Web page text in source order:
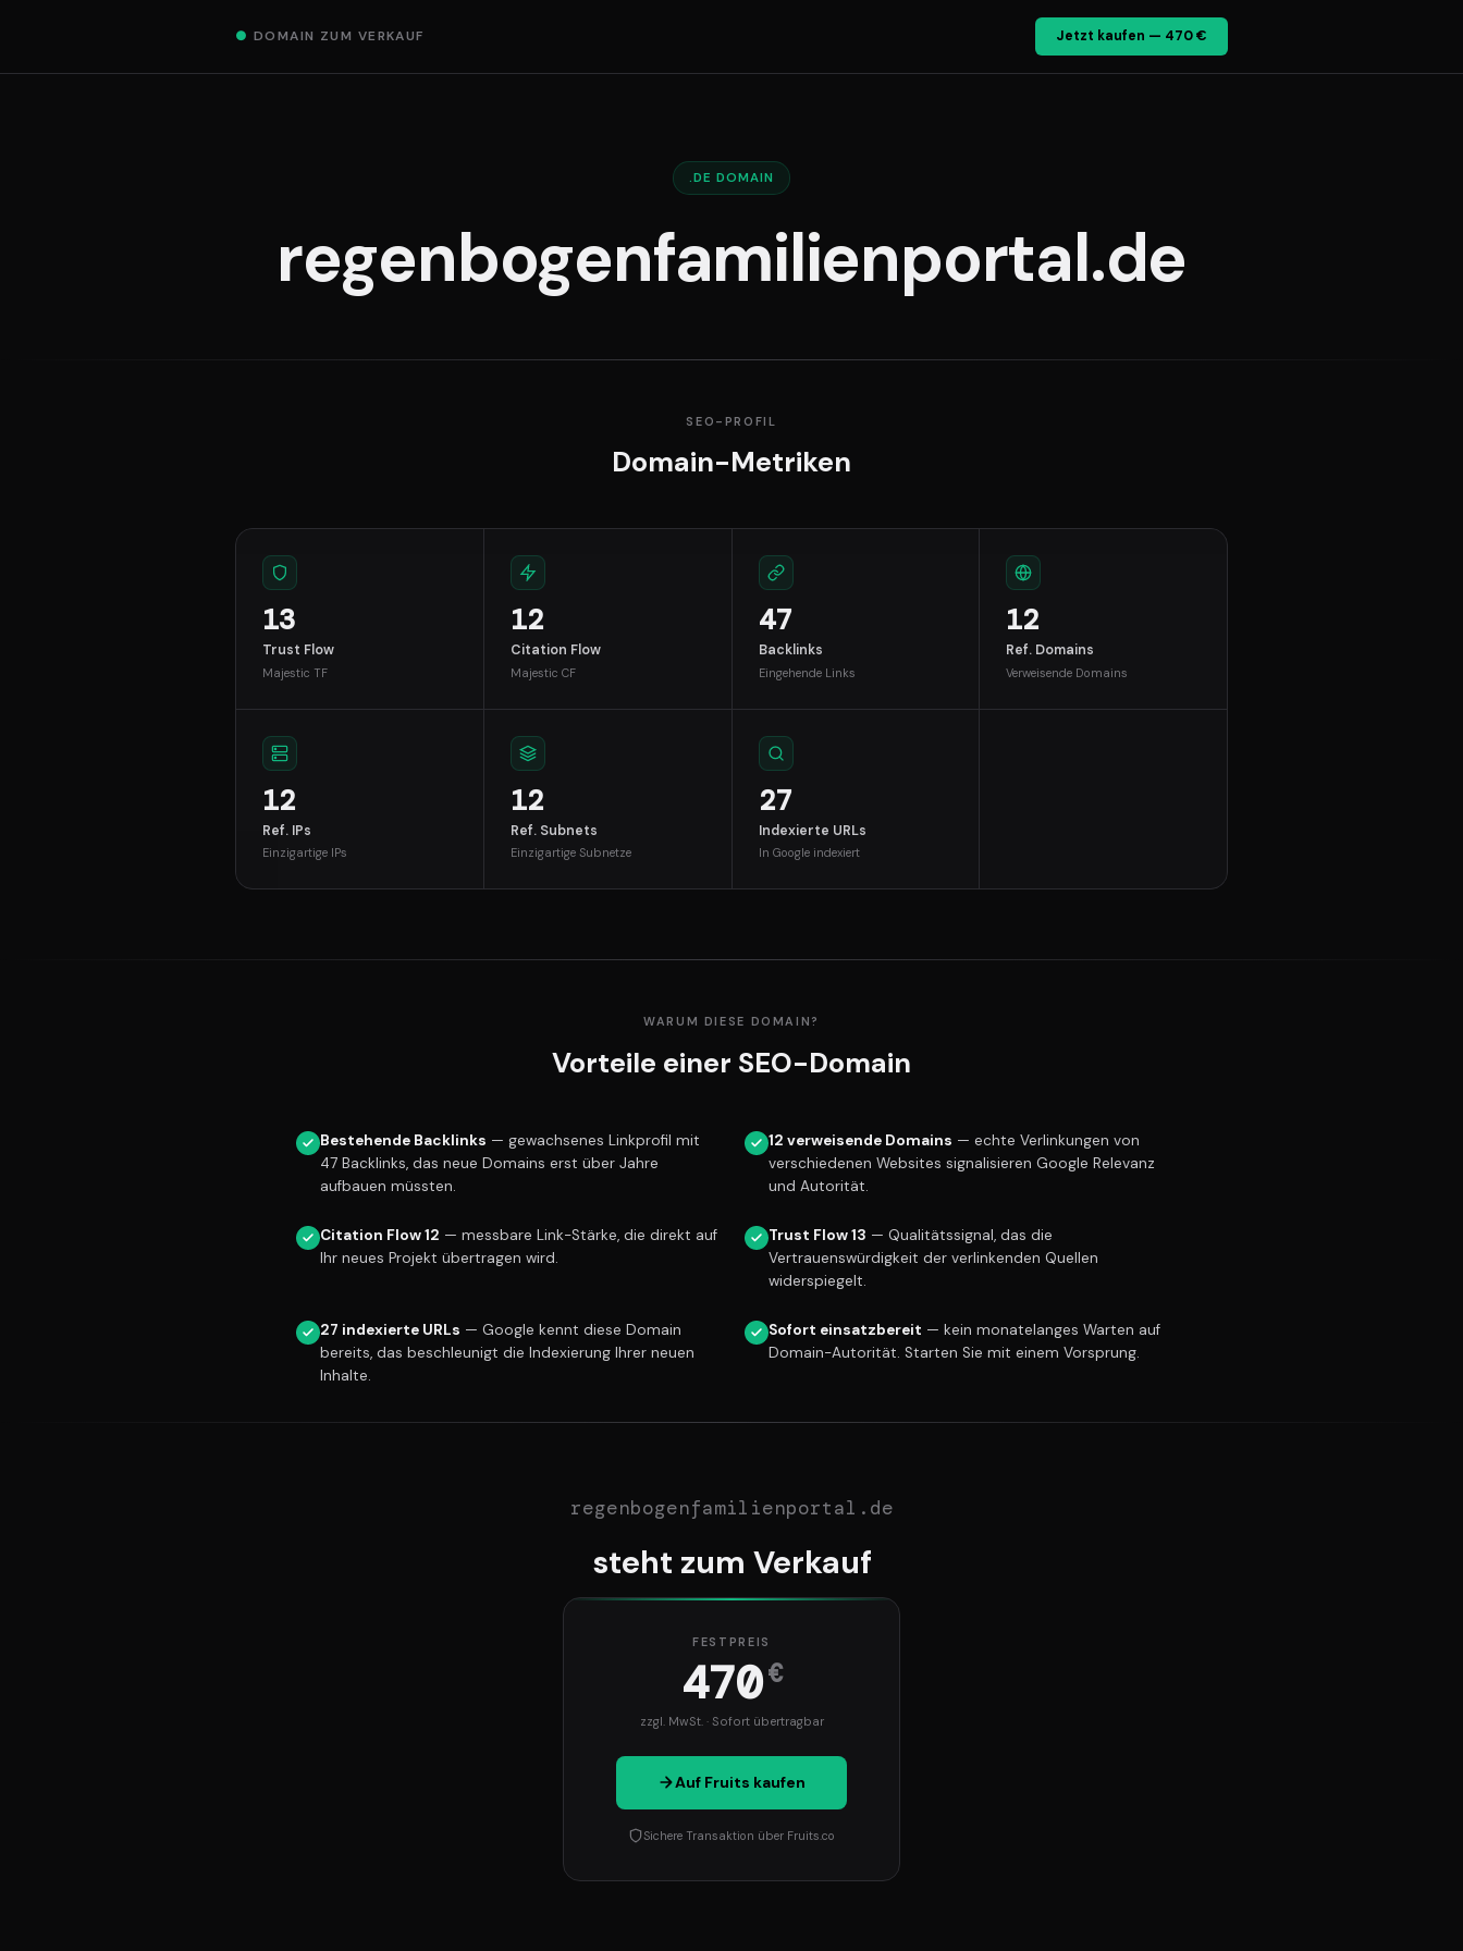
● DOMAIN ZUM VERKAUF Jetzt kaufen — 470 €
.DE DOMAIN
regenbogenfamilienportal.de
SEO-PROFIL
Domain-Metriken
13
Trust Flow
Majestic TF
12
Citation Flow
Majestic CF
47
Backlinks
Eingehende Links
12
Ref. Domains
Verweisende Domains
12
Ref. IPs
Einzigartige IPs
12
Ref. Subnets
Einzigartige Subnetze
27
Indexierte URLs
In Google indexiert
WARUM DIESE DOMAIN?
Vorteile einer SEO-Domain
Bestehende Backlinks — gewachsenes Linkprofil mit
47 Backlinks, das neue Domains erst über Jahre
aufbauen müssten.
12 verweisende Domains — echte Verlinkungen von
verschiedenen Websites signalisieren Google Relevanz
und Autorität.
Citation Flow 12 — messbare Link-Stärke, die direkt auf
Ihr neues Projekt übertragen wird.
Trust Flow 13 — Qualitätssignal, das die
Vertrauenswürdigkeit der verlinkenden Quellen
widerspiegelt.
27 indexierte URLs — Google kennt diese Domain
bereits, das beschleunigt die Indexierung Ihrer neuen
Inhalte.
Sofort einsatzbereit — kein monatelanges Warten auf
Domain-Autorität. Starten Sie mit einem Vorsprung.
regenbogenfamilienportal.de
steht zum Verkauf
FESTPREIS
470€
zzgl. MwSt. · Sofort übertragbar
Auf Fruits kaufen
Sichere Transaktion über Fruits.co